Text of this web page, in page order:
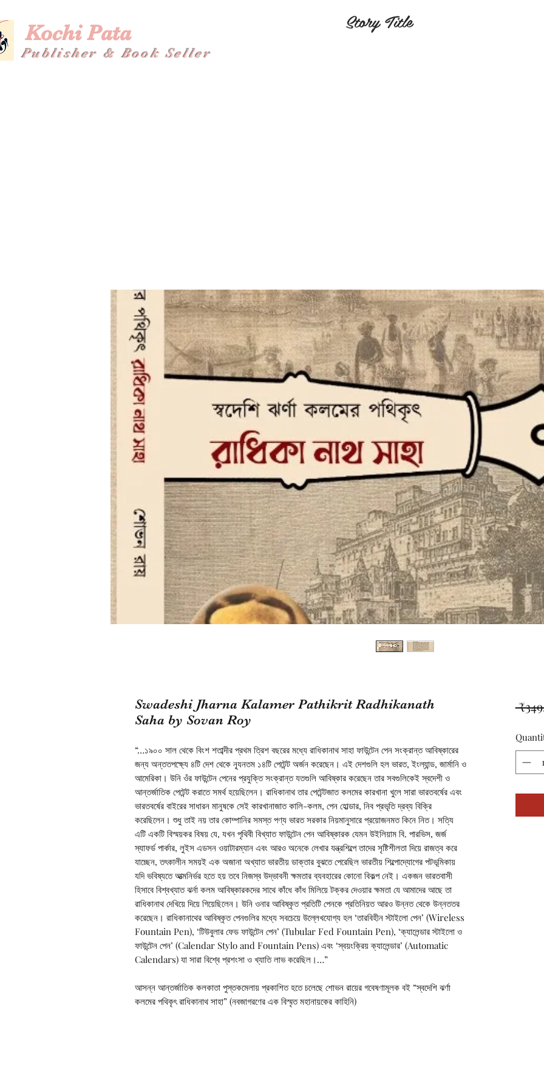
Kochi Pata
Publisher & Book Seller
Story Title
Swadeshi Jharna Kalamer Pathikrit Radhikanath
Saha by Sovan Roy
“…১৯০০ সাল থেকে বিংশ শতাব্দীর প্রথম ত্রিশ বছরের মধ্যে রাধিকানাথ সাহা ফাউন্টেন পেন সংক্রান্ত আবিষ্কারের
জন্য অন্ততপক্ষ্যে ৪টি দেশ থেকে ন্যূনতম ১৪টি পেটেন্ট অর্জন করেছেন। এই দেশগুলি হল ভারত, ইংল্যান্ড, জার্মানি ও
আমেরিকা। উনি ওঁর ফাউন্টেন পেনের প্রযুক্তি সংক্রান্ত যতগুলি আবিষ্কার করেছেন তার সবগুলিকেই স্বদেশী ও
আন্তর্জাতিক পেটেন্ট করাতে সমর্থ হয়েছিলেন। রাধিকানাথ তার পেটেন্টজাত কলমের কারখানা খুলে সারা ভারতবর্ষের এবং
ভারতবর্ষের বাইরের সাধারন মানুষকে সেই কারখানাজাত কালি-কলম, পেন হোল্ডার, নিব প্রভৃতি দ্রব্য বিক্রি
করেছিলেন। শুধু তাই নয় তার কোম্পানির সমস্ত পণ্য ভারত সরকার নিয়মানুসারে প্রয়োজনমত কিনে নিত। সত্যি
এটি একটি বিস্ময়কর বিষয় যে, যখন পৃথিবী বিখ্যাত ফাউন্টেন পেন আবিষ্কারক যেমন উইলিয়াম বি. পারভিস, জর্জ
স্যাফর্ড পার্কার, লুইস এডসন ওয়াটারম্যান এবং আরও অনেকে লেখার যন্ত্রশিল্পে তাদের সৃষ্টিশীলতা দিয়ে রাজত্ব করে
যাচ্ছেন, তৎকালীন সময়ই এক অজানা অখ্যাত ভারতীয় ডাক্তার বুঝতে পেরেছিল ভারতীয় শিল্পোদ্যোগের পটভূমিকায়
যদি ভবিষ্যতে আত্মনির্ভর হতে হয় তবে নিজস্ব উদ্ভাবনী ক্ষমতার ব্যবহারের কোনো বিকল্প নেই। একজন ভারতবাসী
হিসাবে বিশ্বখ্যাত ঝর্না কলম আবিষ্কারকদের সাথে কাঁধে কাঁধ মিলিয়ে টক্কর দেওয়ার ক্ষমতা যে আমাদের আছে তা
রাধিকানাথ দেখিয়ে দিয়ে গিয়েছিলেন। উনি ওনার আবিষ্কৃত প্রতিটি পেনকে প্রতিনিয়ত আরও উন্নত থেকে উন্নততর
করেছেন। রাধিকানাথের আবিষ্কৃত পেনগুলির মধ্যে সবচেয়ে উল্লেখযোগ্য হল ‘তারবিহীন স্টাইলো পেন’ (Wireless
Fountain Pen), ‘টিউবুলার ফেড ফাউন্টেন পেন’ (Tubular Fed Fountain Pen), ‘ক্যালেন্ডার স্টাইলো ও
ফাউন্টেন পেন’ (Calendar Stylo and Fountain Pens) এবং ‘স্বয়ংক্রিয় ক্যালেন্ডার’ (Automatic
Calendars) যা সারা বিশ্বে প্রশংসা ও খ্যাতি লাভ করেছিল।…”
আসন্ন আন্তর্জাতিক কলকাতা পুস্তকমেলায় প্রকাশিত হতে চলেছে শোভন রায়ের গবেষণামূলক বই “স্বদেশি ঝর্ণা
কলমের পথিকৃৎ রাধিকানাথ সাহা” (নবজাগরণের এক বিস্মৃত মহানায়কের কাহিনি)